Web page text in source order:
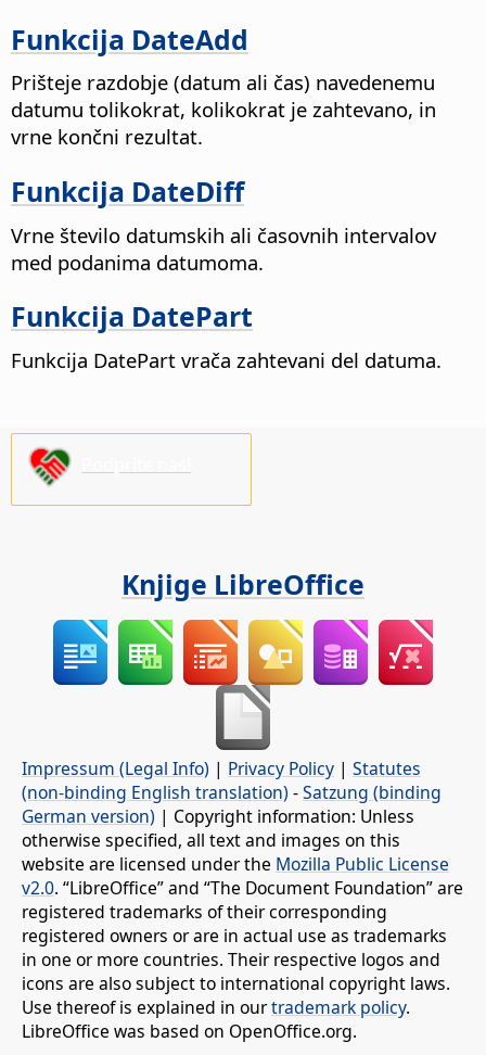
Funkcija DateAdd
Prišteje razdobje (datum ali čas) navedenemu
datumu tolikokrat, kolikokrat je zahtevano, in
vrne končni rezultat.
Funkcija DateDiff
Vrne število datumskih ali časovnih intervalov
med podanima datumoma.
Funkcija DatePart
Funkcija DatePart vrača zahtevani del datuma.
Knjige LibreOffice
Impressum (Legal Info) | Privacy Policy | Statutes
(non-binding English translation) -Satzung (binding
German version) | Copyright information: Unless
otherwise specified, all text and images on this
website are licensed under the Mozilla Public License
v2.0. “LibreOffice” and “The Document Foundation” are
registered trademarks of their corresponding
registered owners or are in actual use as trademarks
in one or more countries. Their respective logos and
icons are also subject to international copyright laws.
Use thereof is explained in ourtrademark policy.
LibreOffice was based on OpenOffice.org.